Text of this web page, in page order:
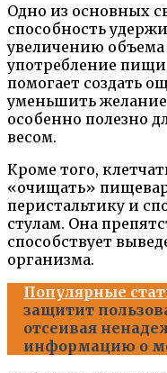
Одно из основных
способность
увеличению
употребление
помогает создать
уменьшить
особенно полезно
весом.
Кроме того,
«очищать»
перистальтику и
стулам. Она
способствует
организма.
Популярные
защитит
отсеивая
информацию о